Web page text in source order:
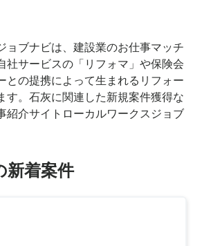
ョブナビは、建設業のお仕事マッチ
社サービスの「リフォマ」や保険会
との提携によって生まれるリフォー
す。石灰に関連した新規案件獲得な
紹介サイトローカルワークスジョブ
新着案件